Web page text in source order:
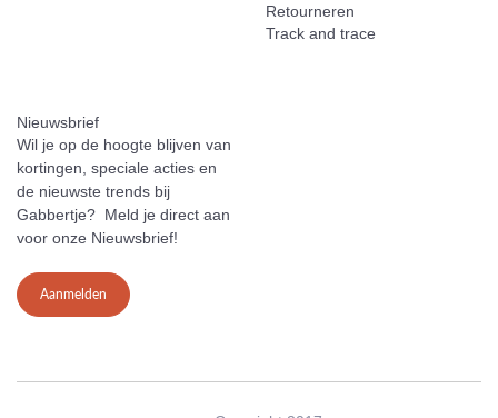
Retourneren
Track and trace
Nieuwsbrief
Wil je op de hoogte blijven van
kortingen, speciale acties en
de nieuwste trends bij
Gabbertje? Meld je direct aan
voor onze Nieuwsbrief!
Aanmelden